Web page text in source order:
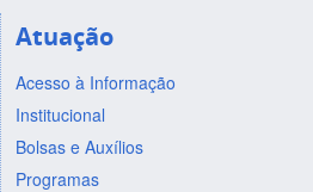
Atuação
Acesso à Informação
Institucional
Bolsas e Auxílios
Programas